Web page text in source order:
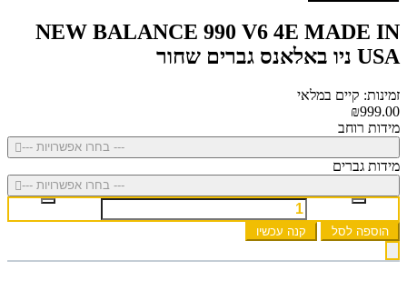
NEW BALANCE 990 V6 4E MADE IN
USA ניו באלאנס גברים שחור
זמינות: קיים במלאי
₪999.00
מידות רוחב
--- בחרו אפשרויות ---
מידות גברים
--- בחרו אפשרויות ---
הוספה לסל קנה עכשיו